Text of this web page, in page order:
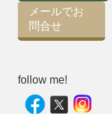
メールでお
問合せ
follow me!